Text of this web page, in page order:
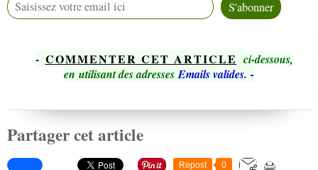
- COMMENTER CET ARTICLE ci-dessous,
en utilisant des adressesEmails valides. -
Partager cet article
Repost 0